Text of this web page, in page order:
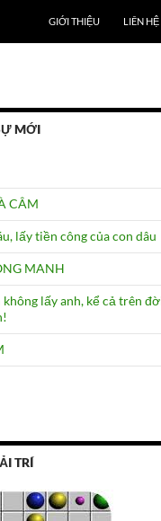
GIỚI THIỆU LIÊN HỆ
MỚI
CÂM
lấy tiền công của con dâu
MANH
lấy anh, kể cả trên
TRÍ